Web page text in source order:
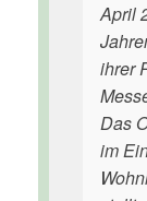
April
ihrer
Das
im